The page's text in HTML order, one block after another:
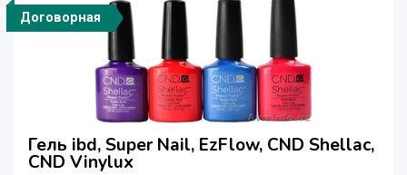
Договорная
Гель ibd, Super Nail, EzFlow, CND Shellac,
CND Vinylux